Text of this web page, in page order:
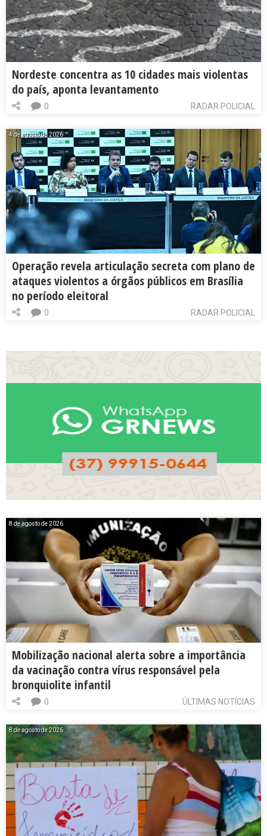
Nordeste concentra as 10 cidades mais violentas
do país, aponta levantamento
RADAR POLICIAL
0
4 de agosto de 2026
Operação revela articulação secreta com plano de
ataques violentos a órgãos públicos em Brasília
no período eleitoral
RADAR POLICIAL
0
8 de agosto de 2026
Mobilização nacional alerta sobre a importância
da vacinação contra vírus responsável pela
bronquiolite infantil
ÚLTIMAS NOTÍCIAS
0
8 de agosto de 2026